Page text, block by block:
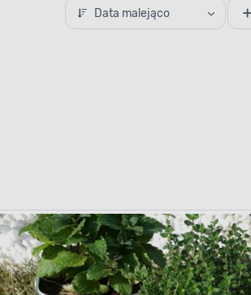
Data malejąco